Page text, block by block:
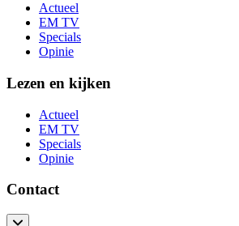
Actueel
EM TV
Specials
Opinie
Lezen en kijken
Actueel
EM TV
Specials
Opinie
Contact